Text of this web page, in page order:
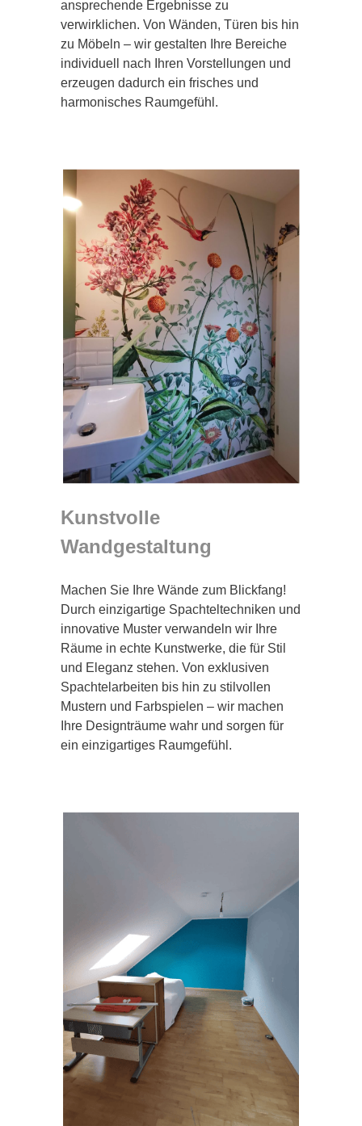
ansprechende Ergebnisse zu
verwirklichen. Von Wänden, Türen bis hin
zu Möbeln – wir gestalten Ihre Bereiche
individuell nach Ihren Vorstellungen und
erzeugen dadurch ein frisches und
harmonisches Raumgefühl.
Kunstvolle
Wandgestaltung
Machen Sie Ihre Wände zum Blickfang!
Durch einzigartige Spachteltechniken und
innovative Muster verwandeln wir Ihre
Räume in echte Kunstwerke, die für Stil
und Eleganz stehen. Von exklusiven
Spachtelarbeiten bis hin zu stilvollen
Mustern und Farbspielen – wir machen
Ihre Designträume wahr und sorgen für
ein einzigartiges Raumgefühl.